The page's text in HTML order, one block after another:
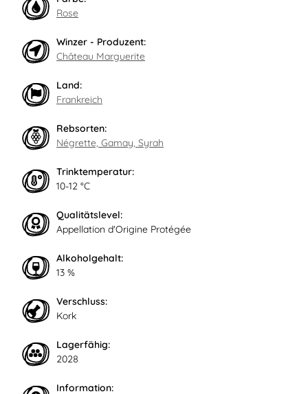
Rose
Winzer - Produzent:
Château Marguerite
Land:
Frankreich
Rebsorten:
Négrette, Gamay, Syrah
Trinktemperatur:
10-12 °C
Qualitätslevel:
Appellation d'Origine Protégée
Alkoholgehalt:
13 %
Verschluss:
Kork
Lagerfähig:
2028
Information: